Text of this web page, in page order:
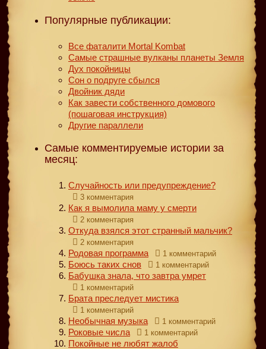
Популярные публикации:
Все фаталити Mortal Kombat
Самые страшные вулканы планеты Земля
Дух покойницы
Сон о подруге сбылся
Двойник дяди
Как завести собственного домового
(пошаговая инструкция)
Другие параллели
Самые комментируемые истории за
месяц:
Случайность или предупреждение?
3 комментария
Как я вымолила маму у смерти
2 комментария
Откуда взялся этот странный мальчик?
2 комментария
Родовая программа 1 комментарий
Боюсь таких снов 1 комментарий
Бабушка знала, что завтра умрет
1 комментарий
Брата преследует мистика
1 комментарий
Необычная музыка 1 комментарий
Роковые числа 1 комментарий
Покойные не любят жалоб